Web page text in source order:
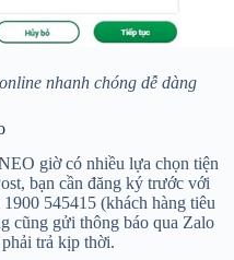
nhanh chóng dễ dàng
giờ có nhiều lựa chọn tiện
bạn cần đăng ký trước với
545415 (khách hàng tiêu
cũng gửi thông báo qua Zalo
trả kịp thời.